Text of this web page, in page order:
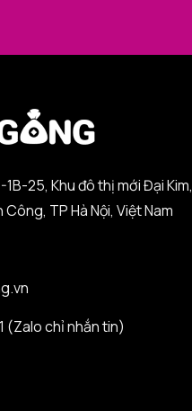
25, Khu đô thị mới Đại Kim,
TP Hà Nội, Việt Nam
(Zalo chỉ nhắn tin)